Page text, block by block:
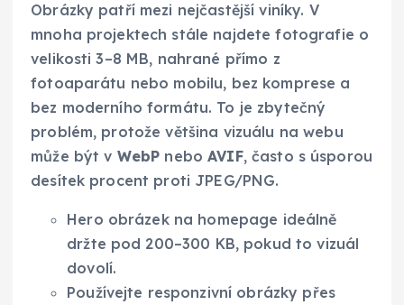
Obrázky patří mezi nejčastější viníky. V
mnoha projektech stále najdete fotografie o
velikosti 3–8 MB, nahrané přímo z
fotoaparátu nebo mobilu, bez komprese a
bez moderního formátu. To je zbytečný
problém, protože většina vizuálu na webu
může být v WebP neboAVIF, často s úsporou
desítek procent proti JPEG/PNG.
Hero obrázek na homepage ideálně
držte pod 200–300 KB, pokud to vizuál
dovolí.
Používejte responzivní obrázky přes